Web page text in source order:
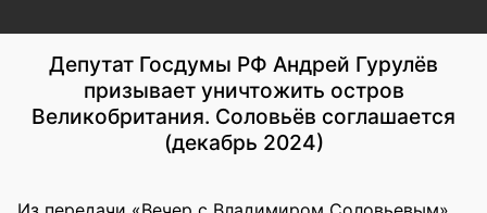
Депутат Госдумы РФ Андрей Гурулёв
призывает уничтожить остров
Великобритания. Соловьёв соглашается
(декабрь 2024)